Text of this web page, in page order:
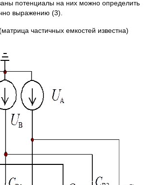
потенциалы на них можно определить
выражению (3).
частичных емкостей известна)